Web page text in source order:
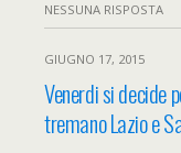
NESSUNA RISPOSTA
GIUGNO 17, 2015
Venerdi si decide
tremano Lazio e